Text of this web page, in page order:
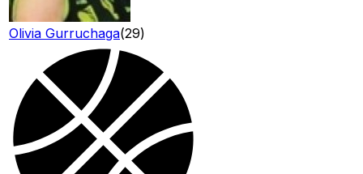
Olivia Gurruchaga(29)